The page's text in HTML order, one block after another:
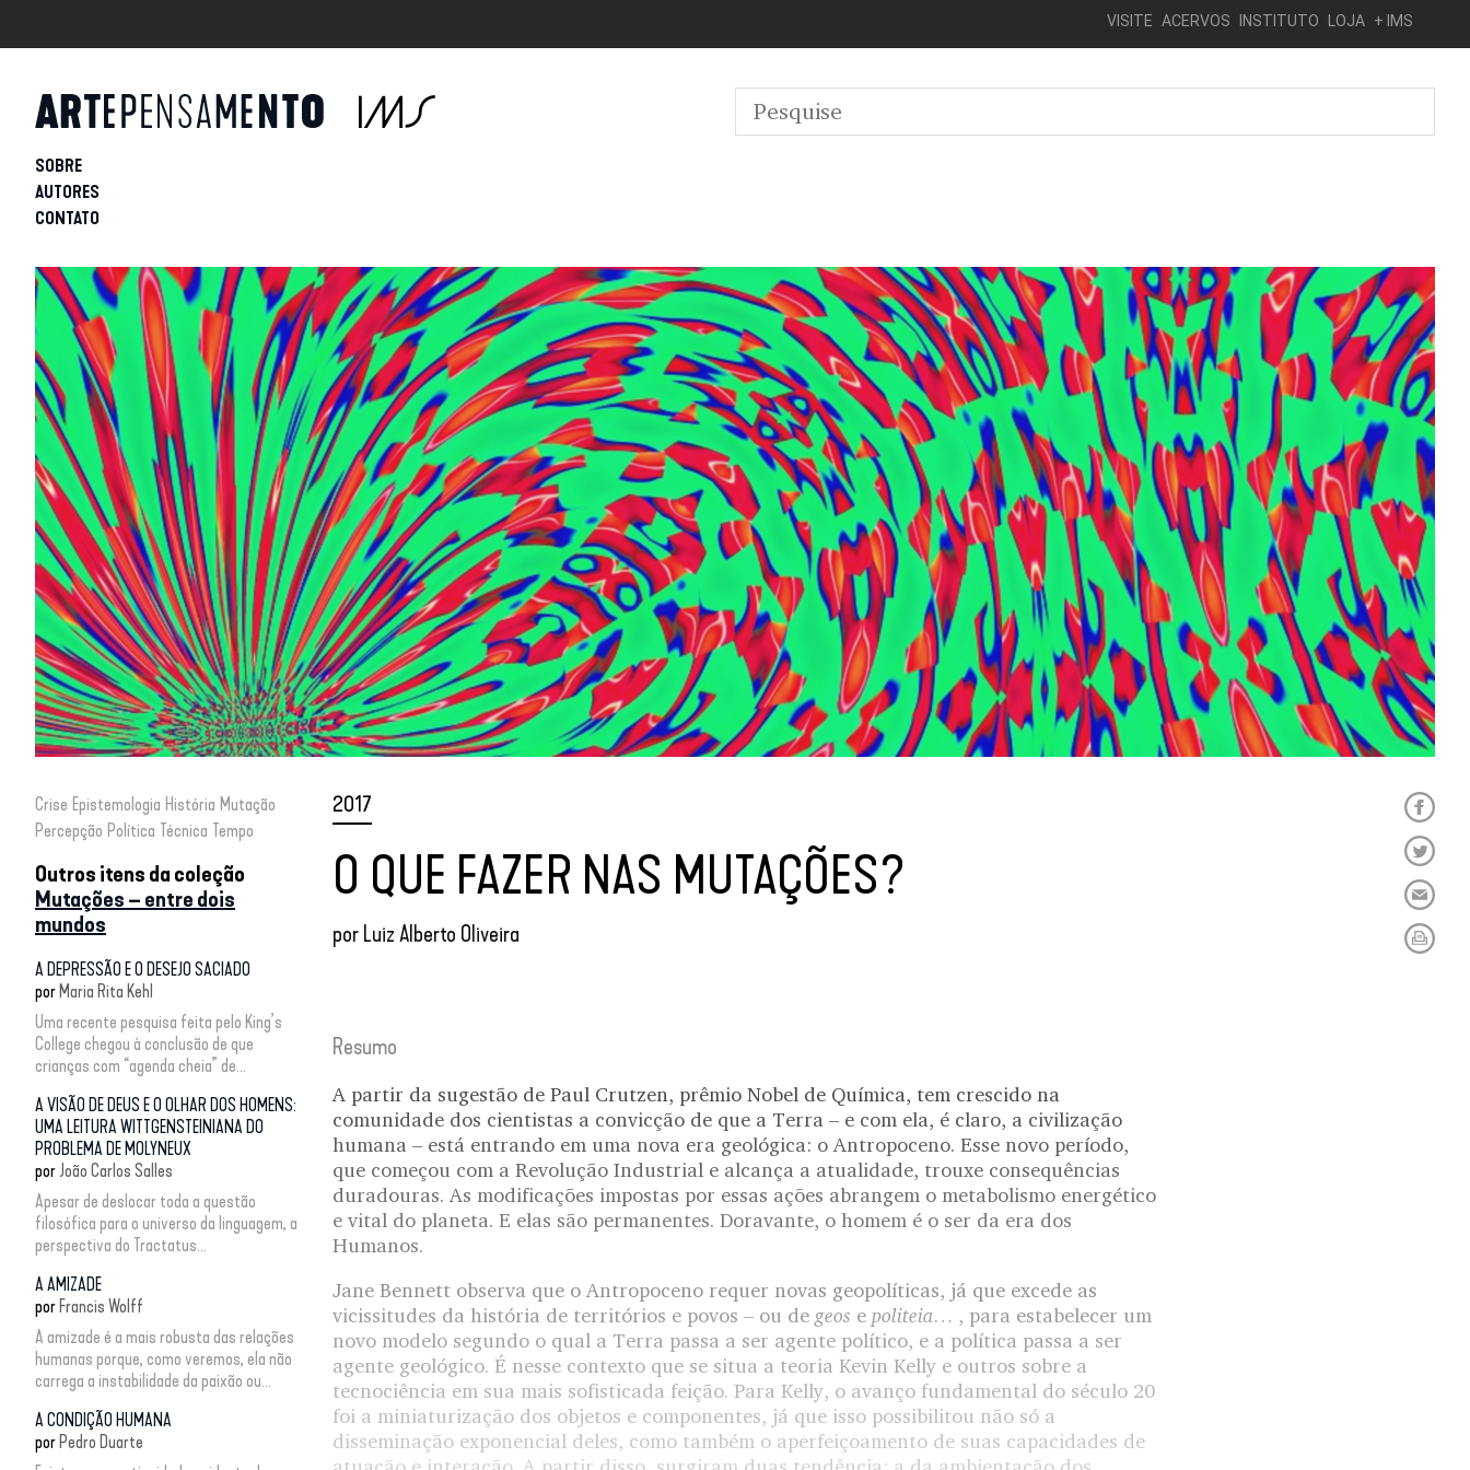
VISITE ACERVOS INSTITUTO LOJA + IMS
SOBRE
AUTORES
CONTATO
Crise Epistemologia História Mutação
Percepção Política Técnica Tempo
Outros itens da coleção
Mutações – entre dois
mundos
A DEPRESSÃO E O DESEJO SACIADO
por Maria Rita Kehl
Uma recente pesquisa feita pelo King’s
College chegou à conclusão de que
crianças com “agenda cheia” de...
A VISÃO DE DEUS E O OLHAR DOS HOMENS:
UMA LEITURA WITTGENSTEINIANA DO
PROBLEMA DE MOLYNEUX
por João Carlos Salles
Apesar de deslocar toda a questão
filosófica para o universo da linguagem, a
perspectiva do Tractatus...
A AMIZADE
por Francis Wolff
A amizade é a mais robusta das relações
humanas porque, como veremos, ela não
carrega a instabilidade da paixão ou...
A CONDIÇÃO HUMANA
por Pedro Duarte
2017
O QUE FAZER NAS MUTAÇÕES?
por Luiz Alberto Oliveira
Resumo
A partir da sugestão de Paul Crutzen, prêmio Nobel de Química, tem crescido na
comunidade dos cientistas a convicção de que a Terra – e com ela, é claro, a civilização
humana – está entrando em uma nova era geológica: o Antropoceno. Esse novo período,
que começou com a Revolução Industrial e alcança a atualidade, trouxe consequências
duradouras. As modificações impostas por essas ações abrangem o metabolismo energético
e vital do planeta. E elas são permanentes. Doravante, o homem é o ser da era dos
Humanos.
Jane Bennett observa que o Antropoceno requer novas geopolíticas, já que excede as
vicissitudes da história de territórios e povos – ou de geos e politeia… , para estabelecer um
novo modelo segundo o qual a Terra passa a ser agente político, e a política passa a ser
agente geológico. É nesse contexto que se situa a teoria Kevin Kelly e outros sobre a
tecnociência em sua mais sofisticada feição. Para Kelly, o avanço fundamental do século 20
foi a miniaturização dos objetos e componentes, já que isso possibilitou não só a
disseminação exponencial deles, como também o aperfeiçoamento de suas capacidades de